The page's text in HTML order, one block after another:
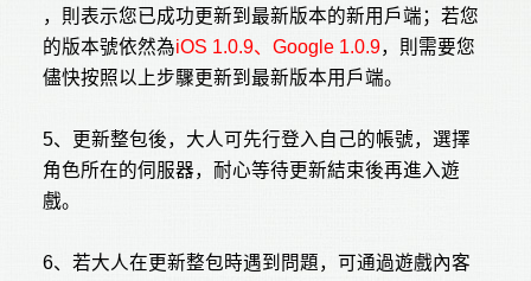
，則表示您已成功更新到最新版本的新用戶端；若您
的版本號依然為iOS 1.0.9、 Google 1.0.9，則需要您
儘快按照以上步驟更新到最新版本用戶端。
5、更新整包後，大人可先行登入自己的帳號，選擇
角色所在的伺服器，耐心等待更新結束後再進入遊
戲。
6、若大人在更新整包時遇到問題，可通過遊戲內客